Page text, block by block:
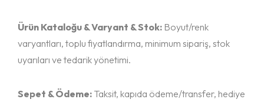
Ürünlerim
Chrome Uygulamaları
Ürün Kataloğu & Varyant & Stok: Boyut/renk
varyantları, toplu fiyatlandırma, minimum sipariş, stok
uyarıları ve tedarik yönetimi.
Sepet & Ödeme: Taksit, kapıda ödeme/transfer, hediye